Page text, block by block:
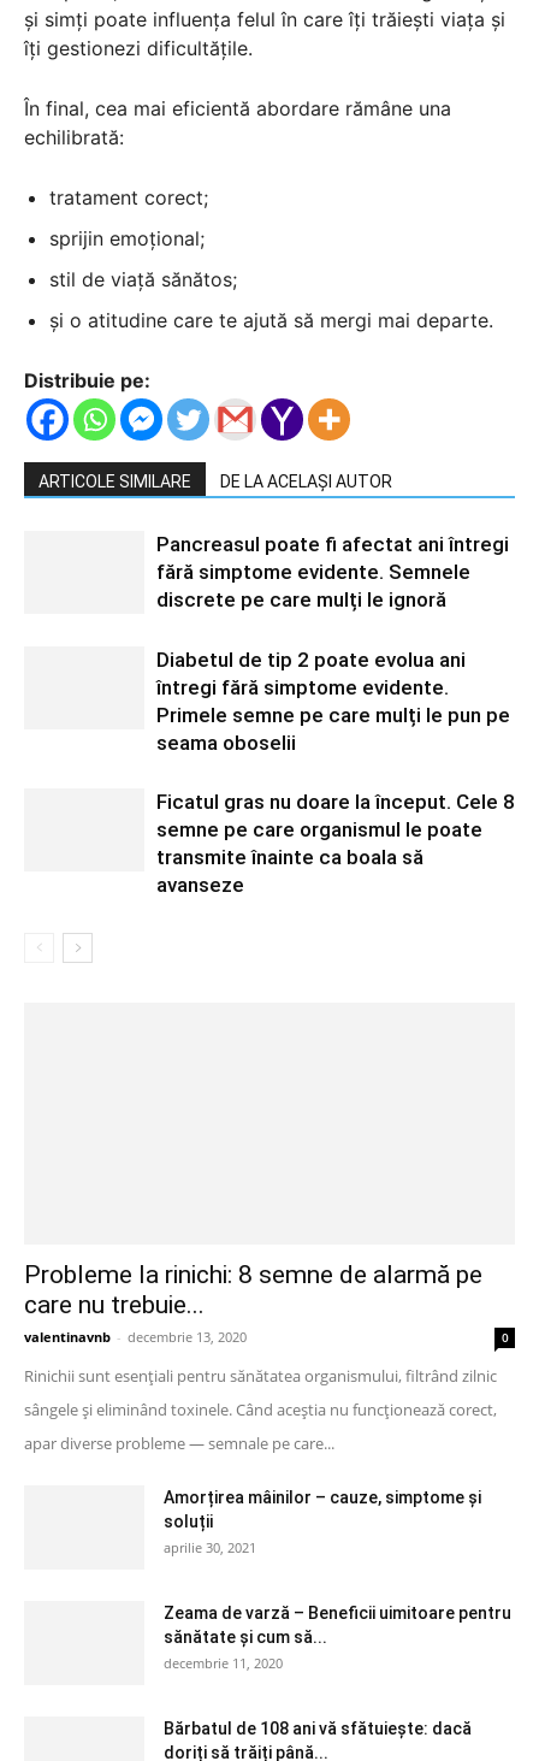
și simți poate influența felul în care îți trăiești viața și
îți gestionezi dificultățile.
În final, cea mai eficientă abordare rămâne una
echilibrată:
tratament corect;
sprijin emoțional;
stil de viață sănătos;
și o atitudine care te ajută să mergi mai departe.
Distribuie pe:
ARTICOLE SIMILARE DE LA ACELAȘI AUTOR
Pancreasul poate fi afectat ani întregi
fără simptome evidente. Semnele
discrete pe care mulți le ignoră
Diabetul de tip 2 poate evolua ani
întregi fără simptome evidente.
Primele semne pe care mulți le pun pe
seama oboselii
Ficatul gras nu doare la început. Cele 8
semne pe care organismul le poate
transmite înainte ca boala să
avanseze
Probleme la rinichi: 8 semne de alarmă pe
care nu trebuie...
valentinavnb - decembrie 13, 2020 0
Rinichii sunt esențiali pentru sănătatea organismului, filtrând zilnic
sângele și eliminând toxinele. Când aceștia nu funcționează corect,
apar diverse probleme — semnale pe care...
Amorțirea mâinilor – cauze, simptome și
soluții
aprilie 30, 2021
Zeama de varză – Beneficii uimitoare pentru
sănătate și cum să...
decembrie 11, 2020
Bărbatul de 108 ani vă sfătuiește: dacă
doriți să trăiți până...